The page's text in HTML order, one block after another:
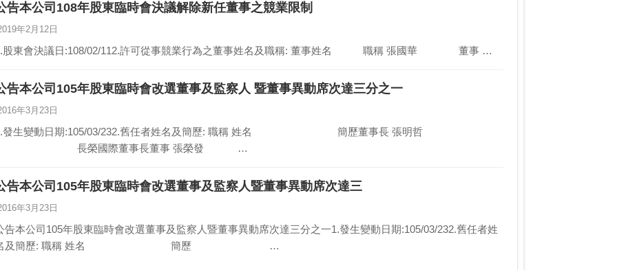
告本公司108年股東臨時會決議解除新任董事之競業限制
年2月12日
1.股東會決議日:108/02/112.許可從事競業行為之董事姓名及職稱: 董事姓名 職稱 張國華 董事 …
告本公司105年股東臨時會改選董事及監察人 暨董事異動席次達三分之一
年3月23日
生變動日期:105/03/232.舊任者姓名及簡歷: 職稱 姓名 簡歷董事長 張明哲
長榮國際董事長董事 張榮發 …
告本公司105年股東臨時會改選董事及監察人暨董事異動席次達三
年3月23日
告本公司105年股東臨時會改選董事及監察人暨董事異動席次達三分之一1.發生變動日期:105/03/232.舊任者姓
名及簡歷: 職稱 姓名 簡歷 …